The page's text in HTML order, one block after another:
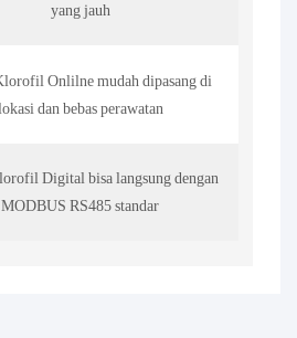
yang jauh
Onlilne mudah dipasang di
dan bebas perawatan
Digital bisa langsung dengan
MODBUS RS485 standar